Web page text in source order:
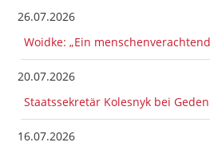
26.07.2026
Woidke: „Ein
20.07.2026
Staatssekretär Kolesnyk bei
16.07.2026